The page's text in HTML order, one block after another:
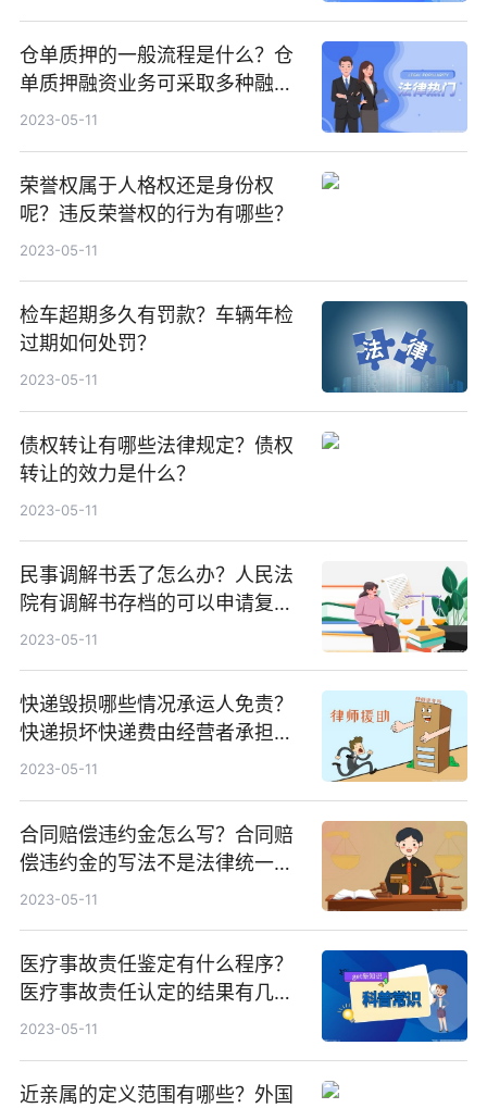
仓单质押的一般流程是什么？仓
单质押融资业务可采取多种融资
形式吗？
2023-05-11
荣誉权属于人格权还是身份权
呢？违反荣誉权的行为有哪些？
2023-05-11
检车超期多久有罚款？车辆年检
过期如何处罚？
2023-05-11
债权转让有哪些法律规定？债权
转让的效力是什么？
2023-05-11
民事调解书丢了怎么办？人民法
院有调解书存档的可以申请复印
一份吗？
2023-05-11
快递毁损哪些情况承运人免责？
快递损坏快递费由经营者承担
吗？
2023-05-11
合同赔偿违约金怎么写？合同赔
偿违约金的写法不是法律统一规
定的吗？
2023-05-11
医疗事故责任鉴定有什么程序？
医疗事故责任认定的结果有几种
类型？
2023-05-11
近亲属的定义范围有哪些？外国